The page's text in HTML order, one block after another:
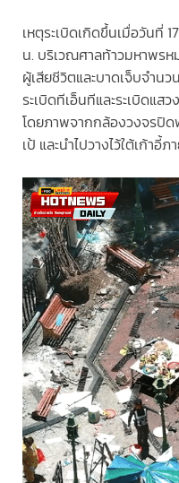
เหตุระเบิดเกิดขึ้นเมื่อวันที่
น. บริเวณศาลท้าวมหาพรห
ผู้เสียชีวิตและบาดเจ็บจำน
ระเบิดทีเอ็นทีและระเบิดแส
โดยภาพจากกล้องวงจรปิด
เป้ และนำไปวางไว้ใต้เก้าอี้